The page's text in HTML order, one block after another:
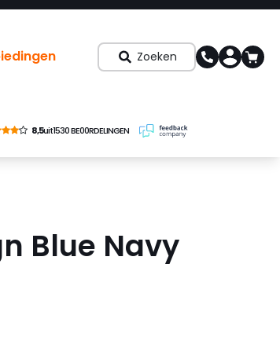
Zoeken
8,5uit1530 BE00RDELINGEN
Blue Navy